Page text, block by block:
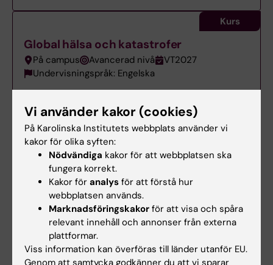
Global hälsa och katastrofer
På campus Avancerad nivå
VT2027
Undervisningspråk: Engelska
Kurs
Grundläggande muskuloskeletal
ultraljudsdiagnostik
Distans Avancerad nivå
HT2026
Undervisningspråk: Svenska
Grundläggande näringsfysiologi
Distans Grundnivå
Undervisningspråk: Svenska
Vi använder kakor (cookies)
På Karolinska Institutets webbplats använder vi
kakor för olika syften:
Nödvändiga kakor för att webbplatsen ska
fungera korrekt.
Kakor för analys för att förstå hur
webbplatsen används.
Marknadsföringskakor för att visa och spåra
relevant innehåll och annonser från externa
plattformar.
Viss information kan överföras till länder utanför EU.
Genom att samtycka godkänner du att vi sparar